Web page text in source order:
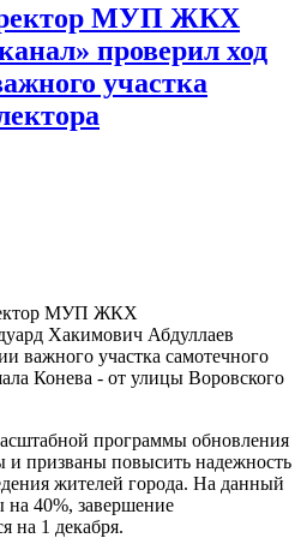
МУП ЖКХ
проверил ход
участка
МУП ЖКХ
Хакимович Абдуллаев
важного участка самотечного
Конева - от улицы Воровского
программы обновления
и призваны повысить надежность
жителей города. На данный
40%, завершение
на 1 декабря.